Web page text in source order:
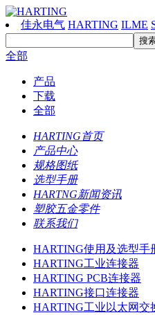
佳永电气 HARTING ILME
全部
产品
下载
全部
HARTING首页
产品中心
规格图纸
选型手册
HARTNG新闻资讯
塑胶五金零件
联系我们
HARTING使用及选型手
HARTING工业连接器
HARTING PCB连接器
HARTING接口连接器
HARTING工业以太网交